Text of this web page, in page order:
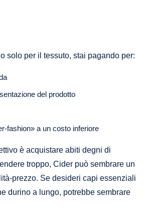
solo per il tessuto, stai pagando per:
del prodotto
fashion» a un costo inferiore
è acquistare abiti degni di
troppo, Cider può sembrare un
prezzo. Se desideri capi essenziali
durino a lungo, potrebbe sembrare